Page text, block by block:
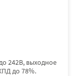
242В, выходное
до 78%.